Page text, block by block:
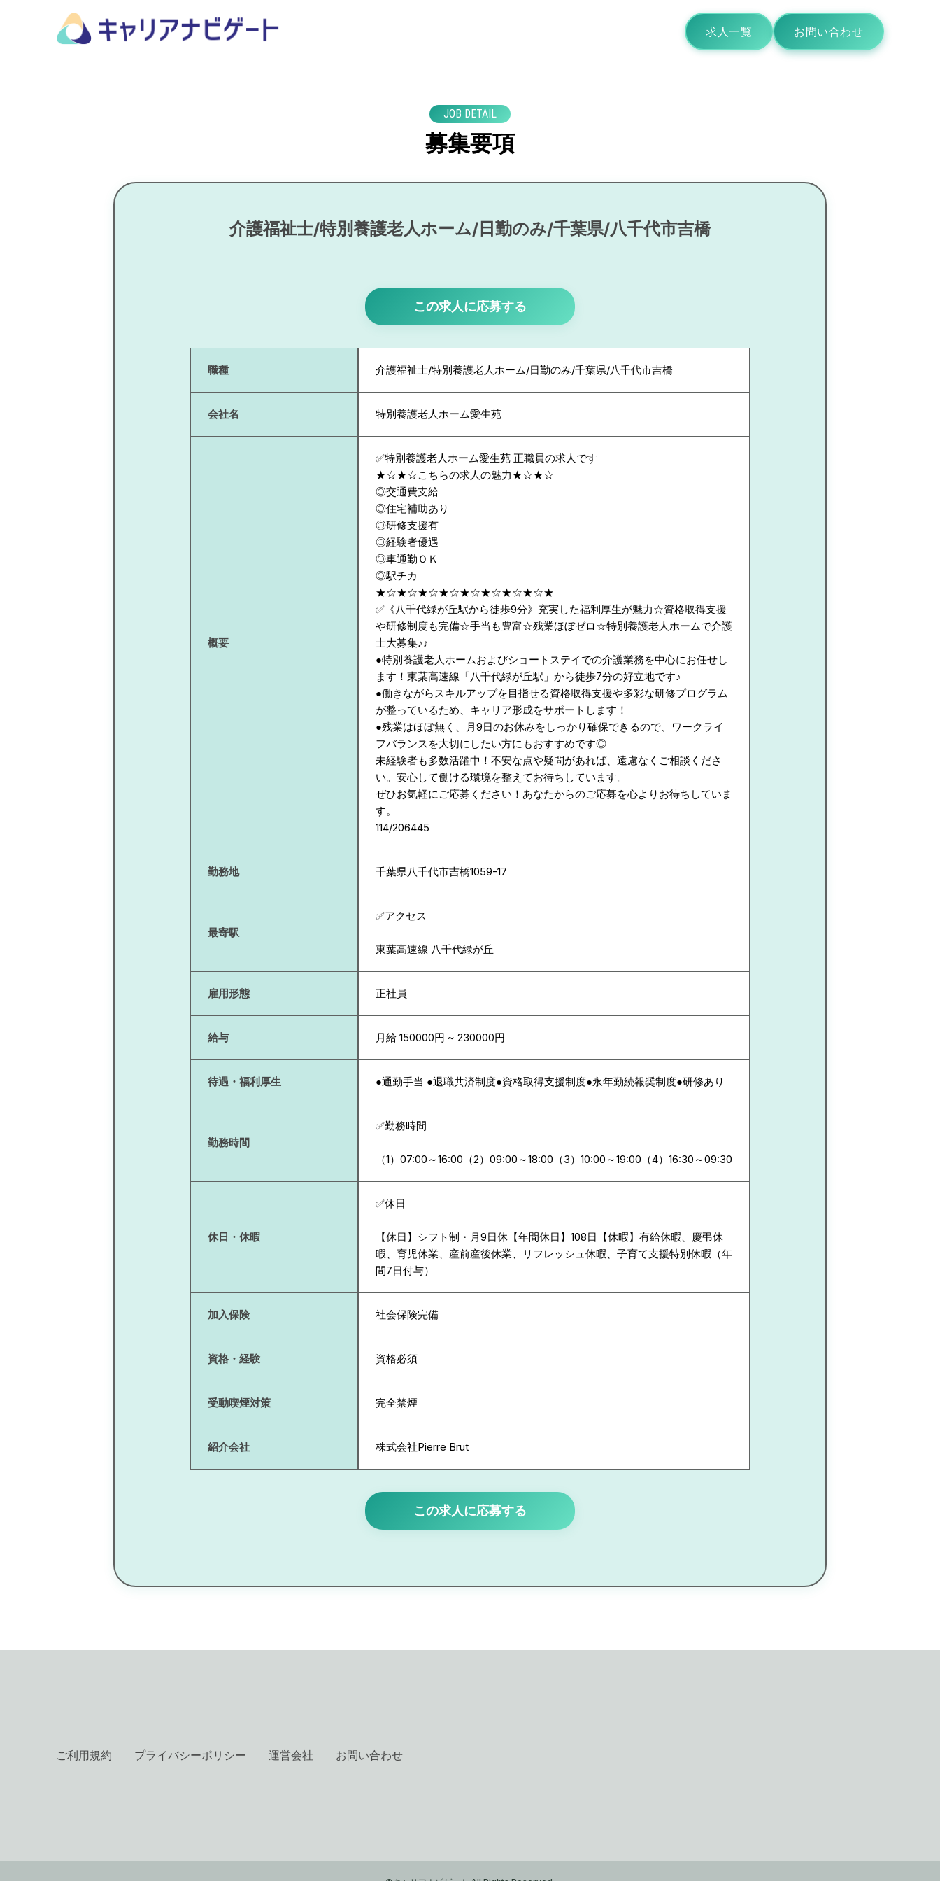
求人一覧 お問い合わせ
JOB DETAIL
募集要項
介護福祉士/特別養護老人ホーム/日勤のみ/千葉県/八千代市吉橋
この求人に応募する
職種 介護福祉士/特別養護老人ホーム/日勤のみ/千葉県/八千代市吉橋
会社名 特別養護老人ホーム愛生苑
概要
✅特別養護老人ホーム愛生苑 正職員の求人です
★☆★☆こちらの求人の魅力★☆★☆
◎交通費支給
◎住宅補助あり
◎研修支援有
◎経験者優遇
◎車通勤ＯＫ
◎駅チカ
★☆★☆★☆★☆★☆★☆★☆★☆★
✅《八千代緑が丘駅から徒歩9分》充実した福利厚生が魅力☆資格取得支援
や研修制度も完備☆手当も豊富☆残業ほぼゼロ☆特別養護老人ホームで介護
士大募集♪♪
●特別養護老人ホームおよびショートステイでの介護業務を中心にお任せし
ます！東葉高速線「八千代緑が丘駅」から徒歩7分の好立地です♪
●働きながらスキルアップを目指せる資格取得支援や多彩な研修プログラム
が整っているため、キャリア形成をサポートします！
●残業はほぼ無く、月9日のお休みをしっかり確保できるので、ワークライ
フバランスを大切にしたい方にもおすすめです◎
未経験者も多数活躍中！不安な点や疑問があれば、遠慮なくご相談くださ
い。安心して働ける環境を整えてお待ちしています。
ぜひお気軽にご応募ください！あなたからのご応募を心よりお待ちしていま
す。
114/206445
勤務地 千葉県八千代市吉橋1059-17
最寄駅
✅アクセス
東葉高速線 八千代緑が丘
雇用形態 正社員
給与 月給 150000円 ~ 230000円
待遇・福利厚生 ●通勤手当 ●退職共済制度●資格取得支援制度●永年勤続報奨制度●研修あり
勤務時間
✅勤務時間
（1）07:00～16:00（2）09:00～18:00（3）10:00～19:00（4）16:30～09:30
休日・休暇
✅休日
【休日】シフト制・月9日休【年間休日】108日【休暇】有給休暇、慶弔休
暇、育児休業、産前産後休業、リフレッシュ休暇、子育て支援特別休暇（年
間7日付与）
加入保険 社会保険完備
資格・経験 資格必須
受動喫煙対策 完全禁煙
紹介会社 株式会社Pierre Brut
この求人に応募する
ご利用規約 プライバシーポリシー 運営会社 お問い合わせ